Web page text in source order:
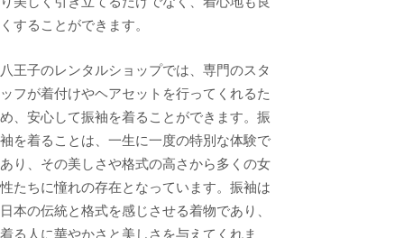
くすることができます。
八王子のレンタルショップでは、専門のスタ
ッフが着付けやヘアセットを行ってくれるた
め、安心して振袖を着ることができます。振
袖を着ることは、一生に一度の特別な体験で
あり、その美しさや格式の高さから多くの女
性たちに憧れの存在となっています。振袖は
日本の伝統と格式を感じさせる着物であり、
着る人に華やかさと美しさを与えてくれま